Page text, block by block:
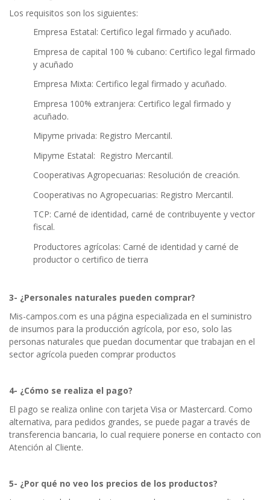
Los requisitos son los siguientes:
Empresa Estatal: Certifico legal firmado y acuñado.
Empresa de capital 100 % cubano: Certifico legal firmado
y acuñado
Empresa Mixta: Certifico legal firmado y acuñado.
Empresa 100% extranjera: Certifico legal firmado y
acuñado.
Mipyme privada: Registro Mercantil.
Mipyme Estatal: Registro Mercantil.
Cooperativas Agropecuarias: Resolución de creación.
Cooperativas no Agropecuarias: Registro Mercantil.
TCP: Carné de identidad, carné de contribuyente y vector
fiscal.
Productores agrícolas: Carné de identidad y carné de
productor o certifico de tierra
3- ¿Personales naturales pueden comprar?
Mis-campos.com es una página especializada en el suministro
de insumos para la producción agrícola, por eso, solo las
personas naturales que puedan documentar que trabajan en el
sector agrícola pueden comprar productos
4- ¿Cómo se realiza el pago?
El pago se realiza online con tarjeta Visa or Mastercard. Como
alternativa, para pedidos grandes, se puede pagar a través de
transferencia bancaria, lo cual requiere ponerse en contacto con
Atención al Cliente.
5- ¿Por qué no veo los precios de los productos?